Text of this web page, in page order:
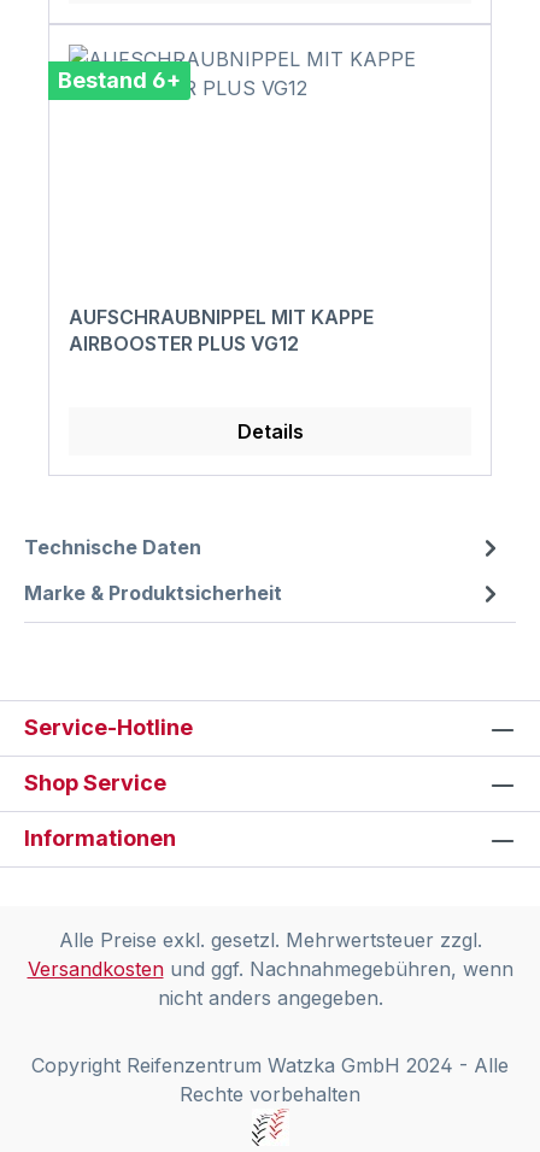
Bestand 6+
AUFSCHRAUBNIPPEL MIT KAPPE
AIRBOOSTER PLUS VG12
Details
Technische Daten
Marke & Produktsicherheit
Service-Hotline
Shop Service
Informationen
Alle Preise exkl. gesetzl. Mehrwertsteuer zzgl.
Versandkostenund ggf. Nachnahmegebühren, wenn
nicht anders angegeben.
Copyright Reifenzentrum Watzka GmbH 2024 - Alle
Rechte vorbehalten